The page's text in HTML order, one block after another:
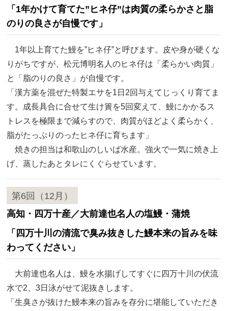
「1年かけて育てた”ヒネ仔”は肉質の柔らかさと脂
のりの良さが自慢です」
1年以上育てた鰻を”ヒネ仔”と呼びます。皮や身が硬くな
りがちですが、松元博明名人のヒネ仔は「柔らかい肉質」
と「脂のりの良さ」が自慢です。
「漢方薬を混ぜた特製エサを1日2回与えてじっくり育てま
す。成長具合に合せて生け簀を5回変えて、鰻にかかるス
トレスを極限まで減らすので、肉質がほどよく柔らかく、
脂がたっぷりのったヒネ仔に育ちます」
焼きの担当は和歌山のしいば水産。強火で一気に焼き上
げ、蒸したあとタレにくぐらせています。
第6回（12月）
高知・四万十産／大前達也名人の塩鰻・蒲焼
「四万十川の清流で臭み抜きした鰻本来の旨みを味
わってください」
大前達也名人は、鰻を水揚げしてすぐに四万十川の伏流
水で2、3日泳がせて泥抜きします。
「生臭さが抜けた鰻本来の旨みを存分に堪能していただき